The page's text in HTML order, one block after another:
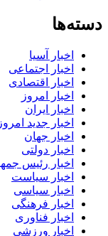
دسته‌ها
اخبار آسیا
اخبار اجتماعی
اخبار اقتصادی
اخبار امروز
اخبار ایران
اخبار جدید امروز
اخبار جهان
اخبار دولتی
اخبار رئیس
اخبار سیاست
اخبار سیاسی
اخبار فرهنگی
اخبار فناوری
اخبار ورزشی